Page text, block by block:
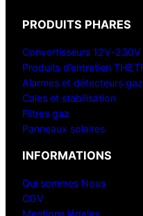
PRODUITS PHARES
Convertisseurs 12V-230V
Produits d’entretien
Alarmes et détecteurs gaz
Cales et stabilisation
Filtres gaz
Panneaux solaires
INFORMATIONS
Qui sommes Nous
CGV